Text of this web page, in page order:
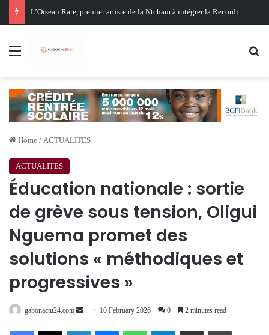
Oligui Nguema au Ghana : Libreville mise sur Accra pour renforcer sa stratégie diplomatique et économique
Menu
Home / ACTUALITES
ACTUALITES
Éducation nationale : sortie
de grève sous tension, Oligui
Nguema promet des
solutions « méthodiques et
progressives »
gabonactu24.com
Send 10 February 2026 0 2 minutes read
FacebookX LinkedInMessengerWhatsAppTelegramShare via Email Print